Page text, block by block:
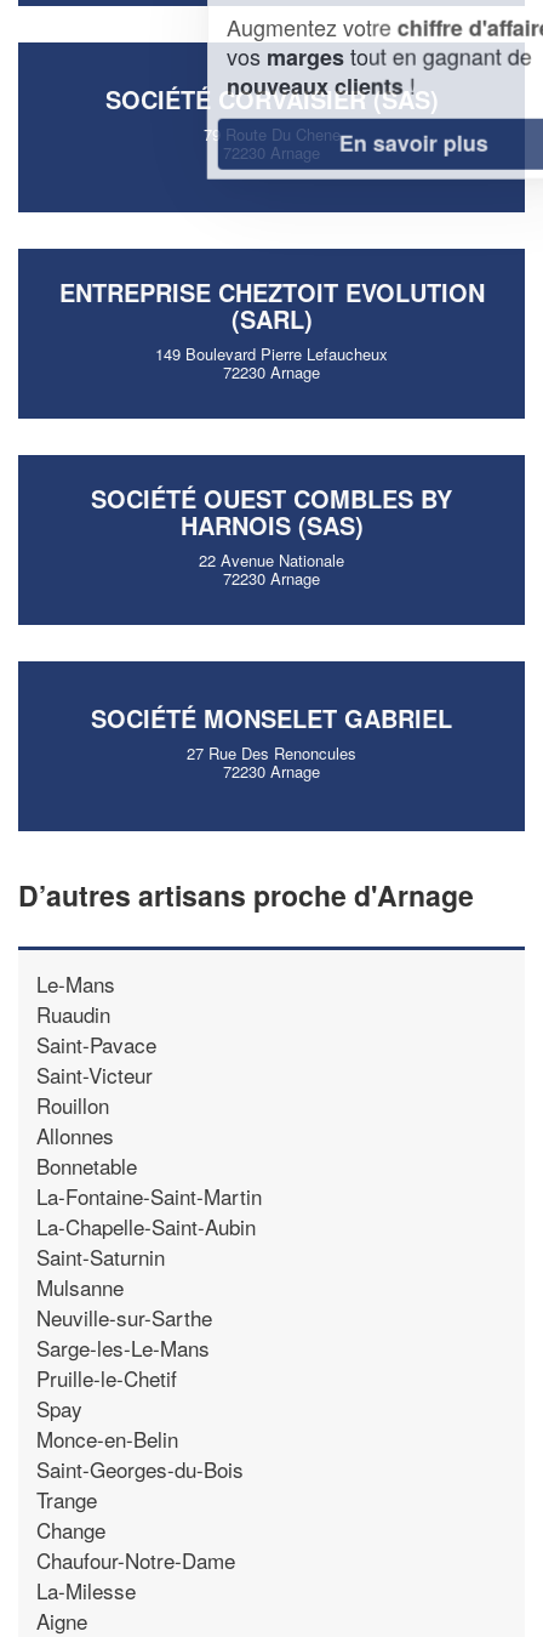
SOCIÉTÉ CORVAISIER (SAS)
79 Route Du Chene
72230 Arnage
ENTREPRISE CHEZTOIT EVOLUTION
(SARL)
149 Boulevard Pierre Lefaucheux
72230 Arnage
SOCIÉTÉ OUEST COMBLES BY
HARNOIS (SAS)
22 Avenue Nationale
72230 Arnage
SOCIÉTÉ MONSELET GABRIEL
27 Rue Des Renoncules
72230 Arnage
D’autres artisans proche d'Arnage
Le-Mans
Ruaudin
Saint-Pavace
Saint-Victeur
Rouillon
Allonnes
Bonnetable
La-Fontaine-Saint-Martin
La-Chapelle-Saint-Aubin
Saint-Saturnin
Mulsanne
Neuville-sur-Sarthe
Sarge-les-Le-Mans
Pruille-le-Chetif
Spay
Monce-en-Belin
Saint-Georges-du-Bois
Trange
Change
Chaufour-Notre-Dame
La-Milesse
Aigne
Augmentez votrechiffre d'affaireset
marges tout en gagnant de
nouveaux clients!
En savoir plus